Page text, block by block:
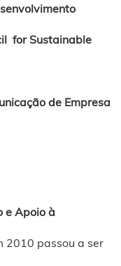
for Sustainable
de Empresa
e Apoio à
2010 passou a ser